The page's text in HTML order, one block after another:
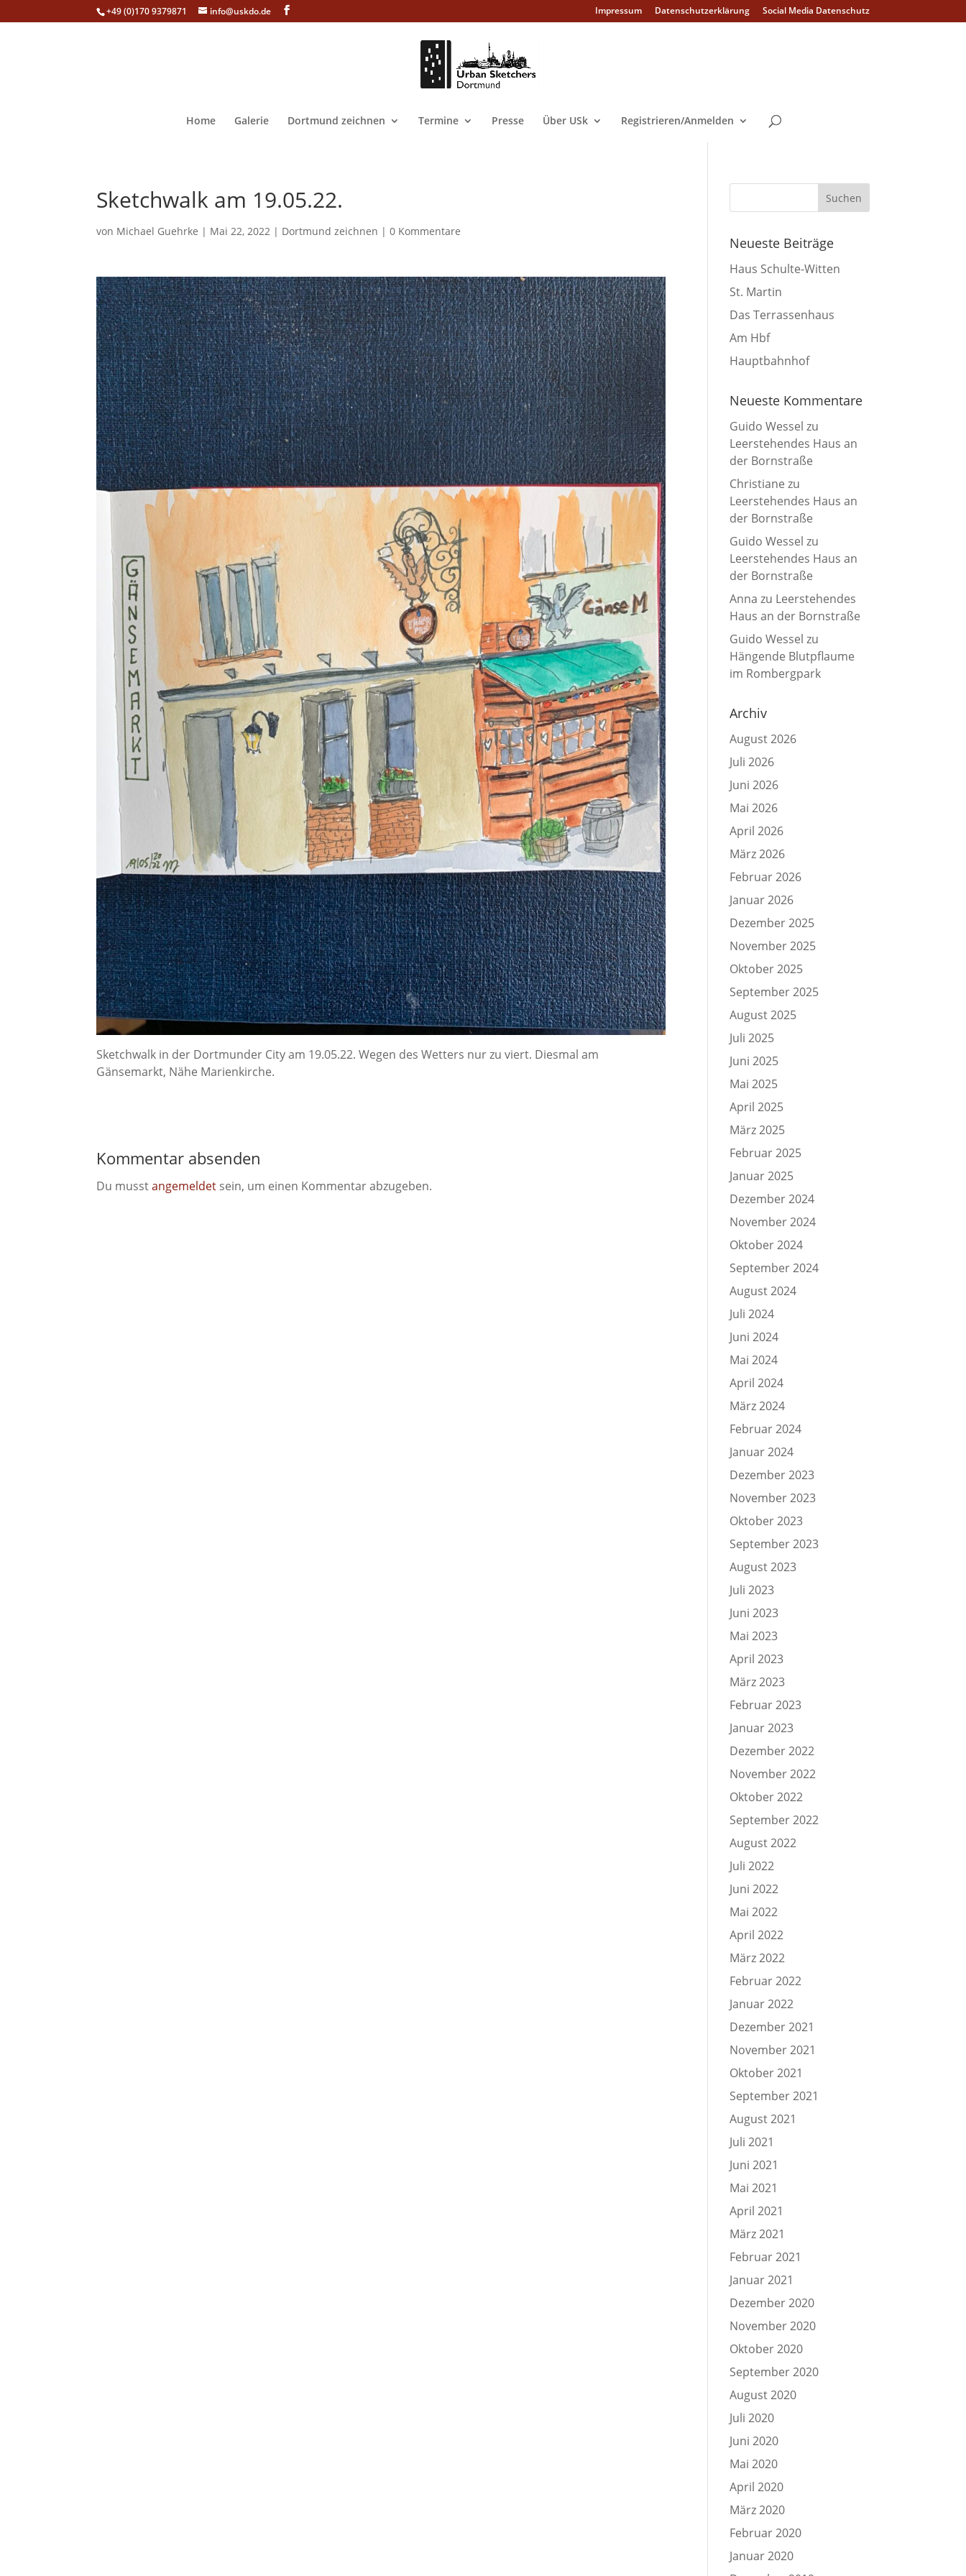
+49 (0)170 9379871 info@uskdo.de Impressum Datenschutzerklärung Social Media Datenschutz
Home Galerie Dortmund zeichnen Termine Presse Über USk Registrieren/Anmelden
Sketchwalk am 19.05.22.
von Michael Guehrke | Mai 22, 2022 | Dortmund zeichnen |0 Kommentare
Sketchwalk in der Dortmunder City am 19.05.22. Wegen des Wetters nur zu viert. Diesmal am
Gänsemarkt, Nähe Marienkirche.
Kommentar absenden
Du musstangemeldet sein, um einen Kommentar abzugeben.
Neueste Beiträge
Haus Schulte-Witten
St. Martin
Das Terrassenhaus
Am Hbf
Hauptbahnhof
Neueste Kommentare
Guido Wessel zu
Leerstehendes Haus an
der Bornstraße
Christiane zu
Leerstehendes Haus an
der Bornstraße
Guido Wessel zu
Leerstehendes Haus an
der Bornstraße
Anna zu Leerstehendes
Haus an der Bornstraße
Guido Wessel zu
Hängende Blutpflaume
im Rombergpark
Archiv
August 2026
Juli 2026
Juni 2026
Mai 2026
April 2026
März 2026
Februar 2026
Januar 2026
Dezember 2025
November 2025
Oktober 2025
September 2025
August 2025
Juli 2025
Juni 2025
Mai 2025
April 2025
März 2025
Februar 2025
Januar 2025
Dezember 2024
November 2024
Oktober 2024
September 2024
August 2024
Juli 2024
Juni 2024
Mai 2024
April 2024
März 2024
Februar 2024
Januar 2024
Dezember 2023
November 2023
Oktober 2023
September 2023
August 2023
Juli 2023
Juni 2023
Mai 2023
April 2023
März 2023
Februar 2023
Januar 2023
Dezember 2022
November 2022
Oktober 2022
September 2022
August 2022
Juli 2022
Juni 2022
Mai 2022
April 2022
März 2022
Februar 2022
Januar 2022
Dezember 2021
November 2021
Oktober 2021
September 2021
August 2021
Juli 2021
Juni 2021
Mai 2021
April 2021
März 2021
Februar 2021
Januar 2021
Dezember 2020
November 2020
Oktober 2020
September 2020
August 2020
Juli 2020
Juni 2020
Mai 2020
April 2020
März 2020
Februar 2020
Januar 2020